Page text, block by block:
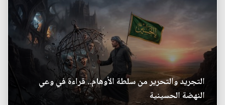
التجريد والتحرير من سلطة الأوهام.. قراءة في وعي
النهضة الحسينية